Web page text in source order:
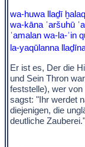
wa-huwa llaḏī
wa-kāna ʿaršuhū
ʿamalan wa-la-ʾin
la-yaqūlanna
Er ist es, Der die
und Sein Thron
feststelle), wer von
sagst: "Ihr werdet
diejenigen, die
deutliche